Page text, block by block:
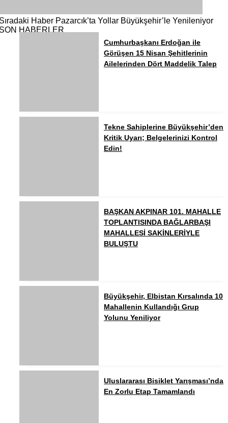
Haber Pazarcık’ta Yollar Büyükşehir’le Yenileniyor
HABERLER
Cumhurbaşkanı Erdoğan ile
Görüşen 15 Nisan Şehitlerinin
Ailelerinden Dört Maddelik Talep
Tekne Sahiplerine Büyükşehir’den
Kritik Uyarı; Belgelerinizi Kontrol
Edin!
BAŞKAN AKPINAR 101. MAHALLE
TOPLANTISINDA BAĞLARBAŞI
MAHALLESİ SAKİNLERİYLE
BULUŞTU
Büyükşehir, Elbistan Kırsalında 10
Mahallenin Kullandığı Grup
Yolunu Yeniliyor
Uluslararası Bisiklet Yarışması’nda
En Zorlu Etap Tamamlandı